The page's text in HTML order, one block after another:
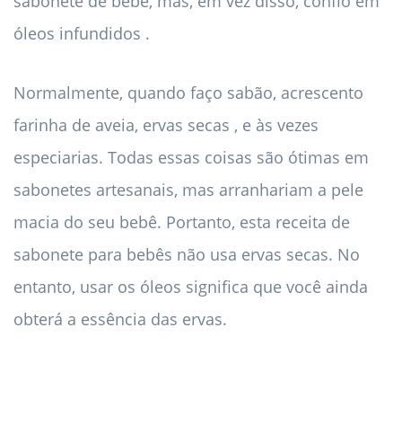
óleos infundidos .
Normalmente, quando faço sabão, acrescento
farinha de aveia, ervas secas , e às vezes
especiarias. Todas essas coisas são ótimas em
sabonetes artesanais, mas arranhariam a pele
macia do seu bebê. Portanto, esta receita de
sabonete para bebês não usa ervas secas. No
entanto, usar os óleos significa que você ainda
obterá a essência das ervas.